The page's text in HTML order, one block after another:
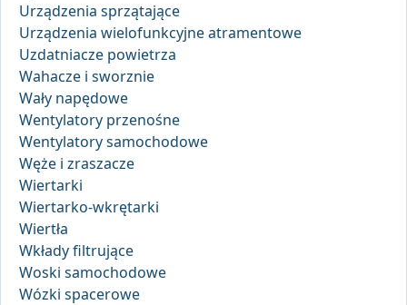
Urządzenia sprzątające
Urządzenia wielofunkcyjne atramentowe
Uzdatniacze powietrza
Wahacze i sworznie
Wały napędowe
Wentylatory przenośne
Wentylatory samochodowe
Węże i zraszacze
Wiertarki
Wiertarko-wkrętarki
Wiertła
Wkłady filtrujące
Woski samochodowe
Wózki spacerowe